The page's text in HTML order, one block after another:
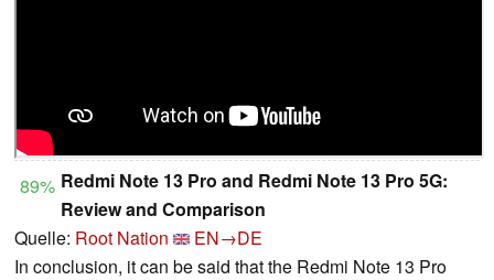
89% Redmi Note 13 Pro and Redmi Note 13 Pro 5G:
Review and Comparison
Quelle: Root Nation
EN→DE
In conclusion, it can be said that the Redmi Note 13 Pro